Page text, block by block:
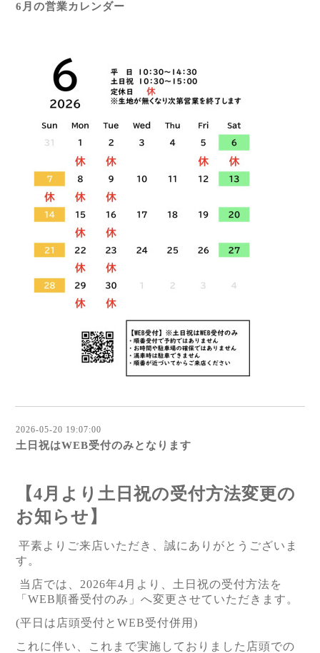
6月の営業カレンダー
2026-05-20 19:07:00
土日祝はWEB受付のみとなります
【4月より土日祝の受付方法変更の
お知らせ】
平素よりご来店いただき、誠にありがとうございま
す。
当店では、2026年4月より、 土日祝の受付方法を
「WEB順番受付のみ」へ変更させていただきます。
(平日は店頭受付とWEB受付併用)
これに伴い、これまで実施しておりました 店頭での